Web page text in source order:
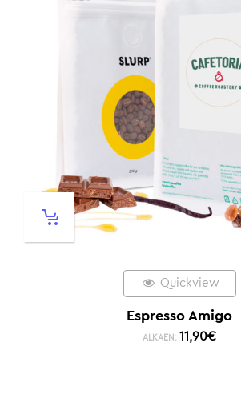
Quickview
Espresso Amigo
ALKAEN: 11,90€